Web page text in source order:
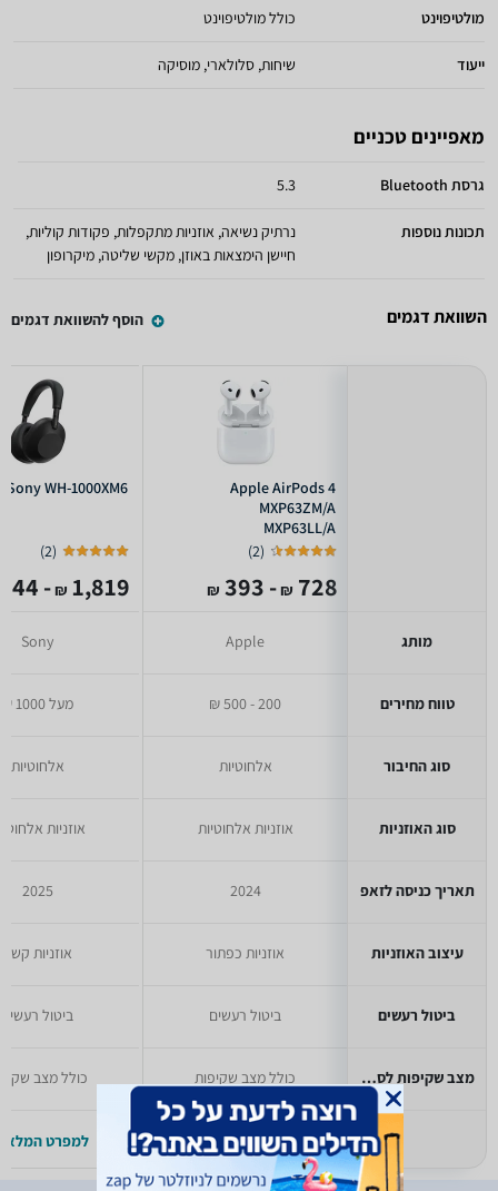
מולטיפוינט כולל מולטיפוינט
ייעוד שיחות, סלולארי, מוסיקה
מאפיינים טכניים
גרסת Bluetooth 5.3
תכונות נוספות
נרתיק נשיאה, אוזניות מתקפלות, פקודות קוליות,
חיישן הימצאות באוזן, מקשי שליטה, מיקרופון
השוואת דגמים הוסף להשוואת דגמים
מותג
טווח מחירים
סוג החיבור
סוג האוזניות
תאריך כניסה לזאפ
עיצוב האוזניות
ביטול רעשים
מצב שקיפות לסביבה
Apple AirPods 4
MXP63ZM/A
MXP63LL/A
MXP63HN/A
(
2
)
728
₪
- 393
₪
Apple
200 - 500 ₪
אלחוטיות
אוזניות אלחוטיות
2024
אוזניות כפתור
ביטול רעשים
כולל מצב שקיפות
למפרט המלא >>
Sony WH-1000XM6
(
2
)
1,819
₪
- 1,144
Sony
מעל 1000 ₪
אלחוטיות
אוזניות
2025
אוזניות קשת
ביטול רעשים
כולל מצב
למפרט המלא